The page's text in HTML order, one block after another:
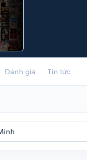
Đánh giá Tin tức